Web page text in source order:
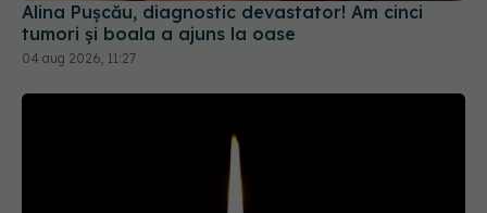
Alina Pușcău, diagnostic devastator! Am cinci
tumori și boala a ajuns la oase
04 aug 2026, 11:27